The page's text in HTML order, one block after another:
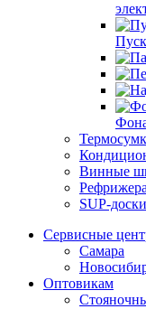
Винные
SUP-доски
Сервисные
Самара
Оптовикам